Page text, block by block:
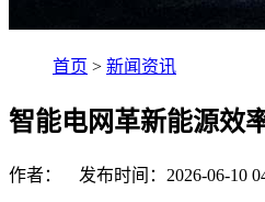
首页 > 新闻资讯
智能电网革新能源效
作者： 发布时间：2026-06-10